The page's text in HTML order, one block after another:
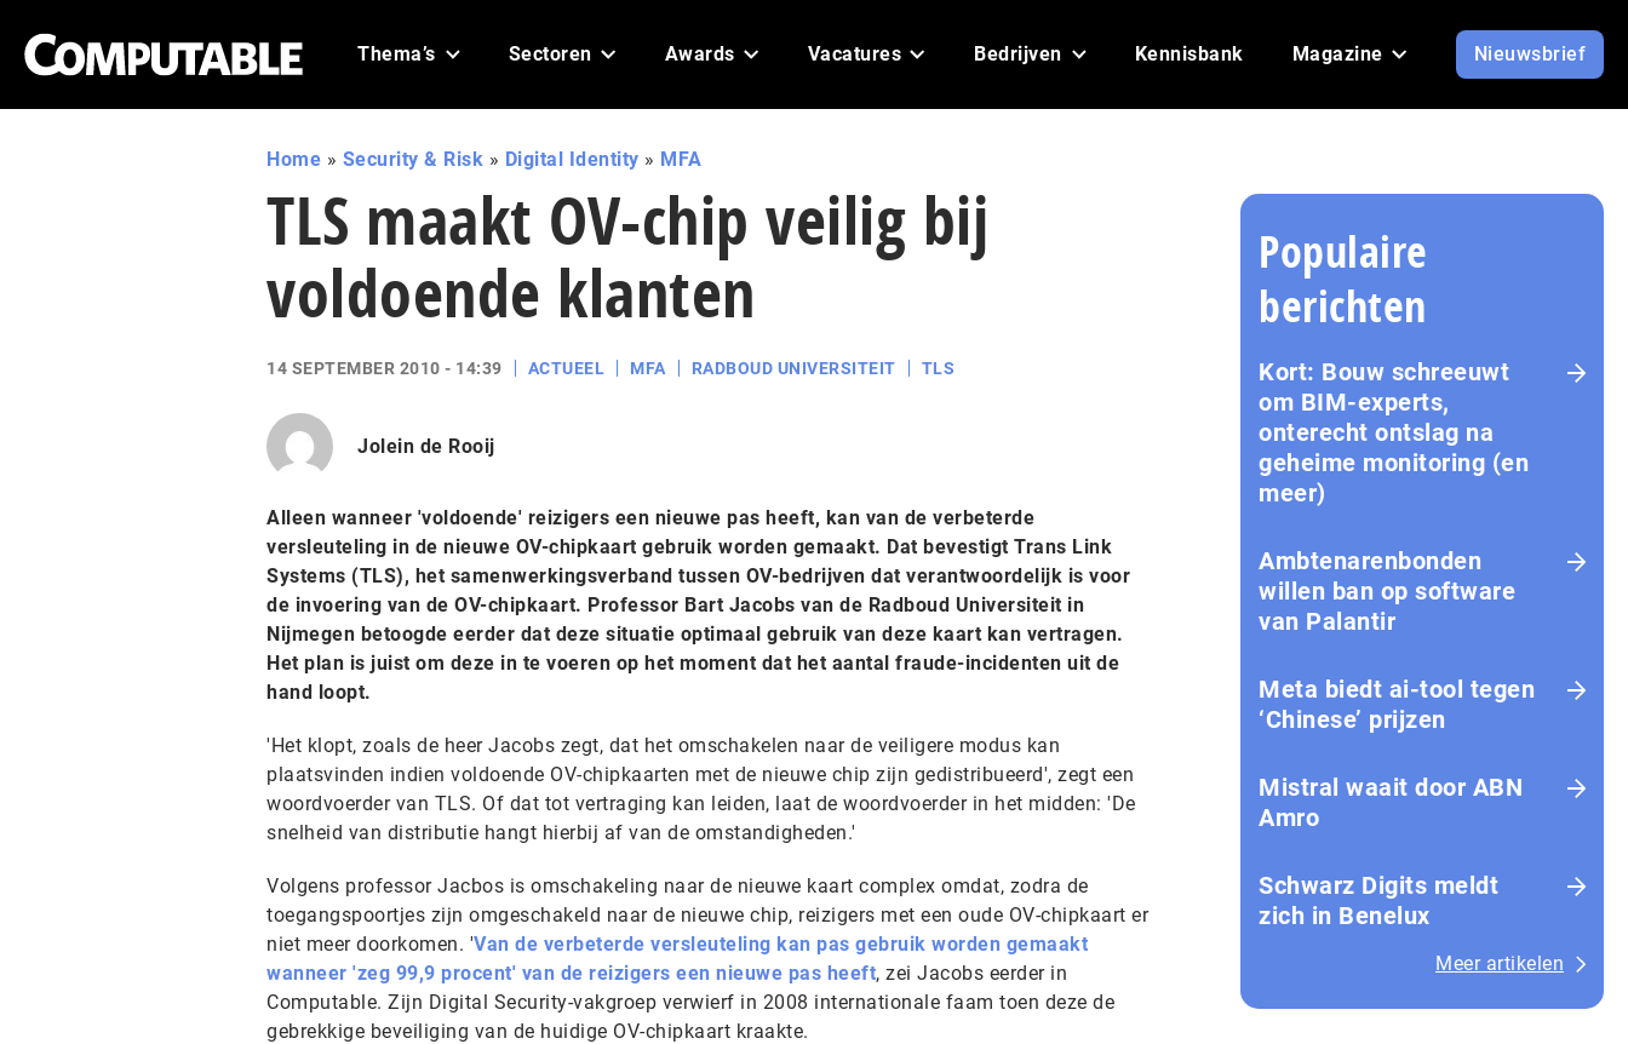
Thema’s Sectoren Awards Vacatures Bedrijven Kennisbank Magazine Nieuwsbrief
Home » Security & Risk » Digital Identity » MFA
TLS maakt OV-chip veilig bij
voldoende klanten
14 SEPTEMBER 2010 - 14:39 ACTUEEL MFA RADBOUD UNIVERSITEIT TLS
Jolein de Rooij
Alleen wanneer 'voldoende' reizigers een nieuwe pas heeft, kan van de verbeterde
versleuteling in de nieuwe OV-chipkaart gebruik worden gemaakt. Dat bevestigt Trans Link
Systems (TLS), het samenwerkingsverband tussen OV-bedrijven dat verantwoordelijk is voor
de invoering van de OV-chipkaart. Professor Bart Jacobs van de Radboud Universiteit in
Nijmegen betoogde eerder dat deze situatie optimaal gebruik van deze kaart kan vertragen.
Het plan is juist om deze in te voeren op het moment dat het aantal fraude-incidenten uit de
hand loopt.
'Het klopt, zoals de heer Jacobs zegt, dat het omschakelen naar de veiligere modus kan
plaatsvinden indien voldoende OV-chipkaarten met de nieuwe chip zijn gedistribueerd', zegt een
woordvoerder van TLS. Of dat tot vertraging kan leiden, laat de woordvoerder in het midden: 'De
snelheid van distributie hangt hierbij af van de omstandigheden.'
Volgens professor Jacbos is omschakeling naar de nieuwe kaart complex omdat, zodra de
toegangspoortjes zijn omgeschakeld naar de nieuwe chip, reizigers met een oude OV-chipkaart er
niet meer doorkomen. 'Van de verbeterde versleuteling kan pas gebruik worden gemaakt
wanneer 'zeg 99,9 procent' van de reizigers een nieuwe pas heeft, zei Jacobs eerder in
Computable. Zijn Digital Security-vakgroep verwierf in 2008 internationale faam toen deze de
gebrekkige beveiliging van de huidige OV-chipkaart kraakte.
Populaire
berichten
Kort: Bouw schreeuwt
om BIM-experts,
onterecht ontslag na
geheime monitoring (en
meer)
Ambtenarenbonden
willen ban op software
van Palantir
Meta biedt ai-tool tegen
‘Chinese’ prijzen
Mistral waait door ABN
Amro
Schwarz Digits meldt
zich in Benelux
Meer artikelen